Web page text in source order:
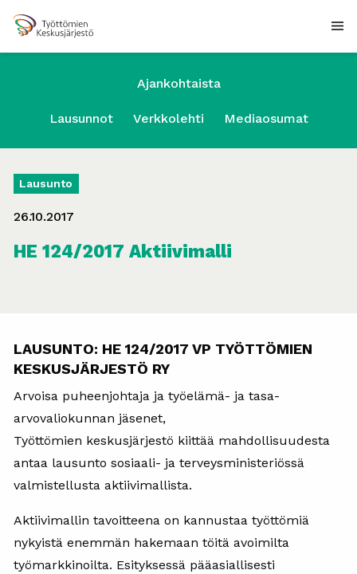
Ajankohtaista
Lausunnot Verkkolehti Mediaosumat
Lausunto
26.10.2017
HE 124/2017 Aktiivimalli
LAUSUNTO: HE 124/2017 VP TYÖTTÖMIEN
KESKUSJÄRJESTÖ RY
Arvoisa puheenjohtaja ja työelämä- ja tasa-
arvovaliokunnan jäsenet,
Työttömien keskusjärjestö kiittää mahdollisuudesta
antaa lausunto sosiaali- ja terveysministeriössä
valmistellusta aktiivimallista.
Aktiivimallin tavoitteena on kannustaa työttömiä
nykyistä enemmän hakemaan töitä avoimilta
työmarkkinoilta. Esityksessä pääasiallisesti